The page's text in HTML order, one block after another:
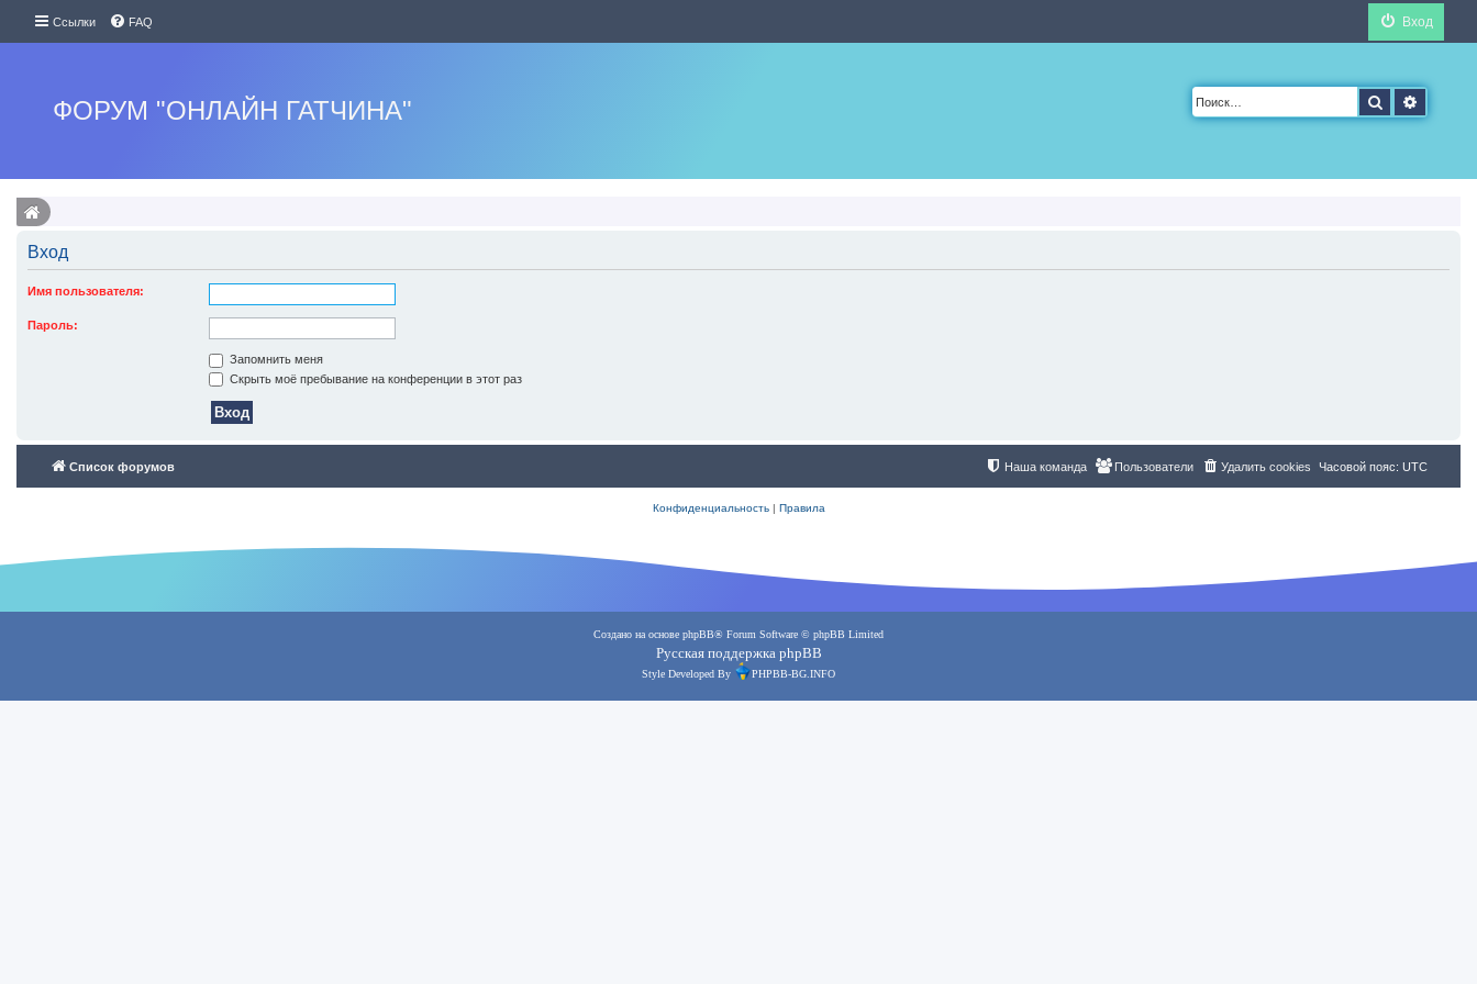
Ссылки FAQ Вход
ФОРУМ "ОНЛАЙН ГАТЧИНА" Поиск
Вход
Имя пользователя:
Пароль:
Запомнить меня
Скрыть моё пребывание на конференции в этот раз
Список форумов Часовой пояс: UTC
Удалить cookies
Пользователи
Наша команда
Конфиденциальность| Правила
Создано на основе phpBB® Forum Software © phpBB Limited
Русская поддержка phpBB
Style Developed By PHPBB-BG.INFO